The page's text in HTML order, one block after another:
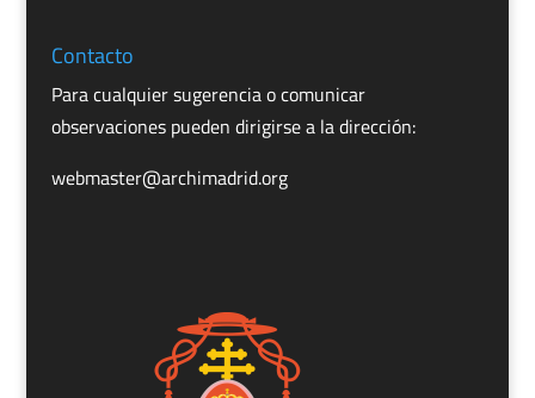
Contacto
Para cualquier sugerencia o comunicar
observaciones pueden dirigirse a la dirección:
webmaster@archimadrid.org